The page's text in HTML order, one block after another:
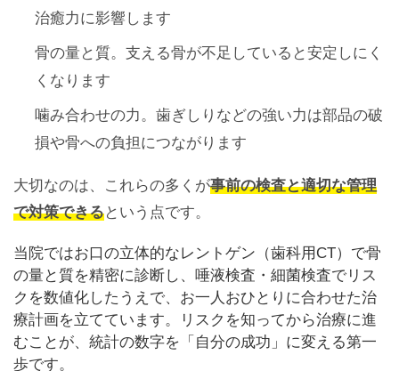
治癒力に影響します
骨の量と質。支える骨が不足していると安定しにく
くなります
噛み合わせの力 。歯ぎしりなどの強い力は部品の破
損や骨への負担につながります
大切なのは、これらの多くが事前の検査と適切な管理
で対策できるという点です。
当院ではお口の立体的なレントゲン（歯科用CT）で骨
の量と質を精密に診断し、唾液検査・細菌検査でリス
クを数値化したうえで、お一人おひとりに合わせた治
療計画を立てています。リスクを知ってから治療に進
むことが、統計の数字を「自分の成功」に変える第一
歩です。